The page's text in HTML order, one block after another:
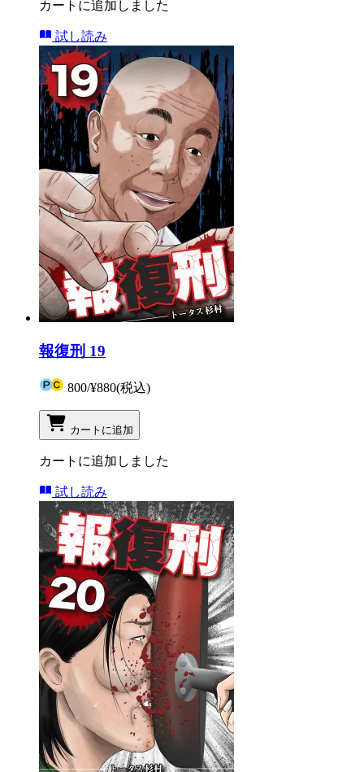
カートに追加しました
試し読み
報復刑 19
800/¥880(税込)
カートに追加
カートに追加しました
試し読み